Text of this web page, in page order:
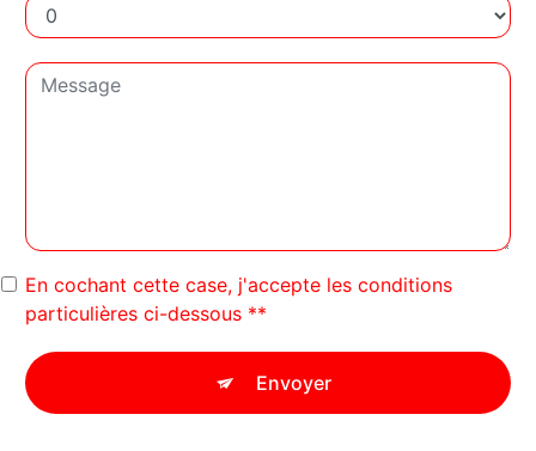
En cochant cette case, j'accepte les conditions
particulières ci-dessous **
Envoyer